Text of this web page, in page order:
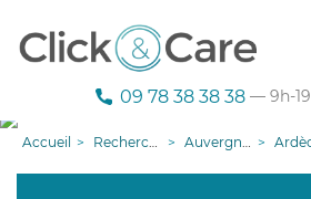
09 78 38 38 38 — 9h-
Accueil Recherche aide à domicile Auvergne-Rhône-Alpes